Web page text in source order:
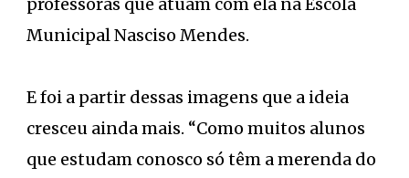
Municipal Nasciso Mendes.
E foi a partir dessas imagens que a ideia
cresceu ainda mais. “Como muitos alunos
que estudam conosco só têm a merenda do